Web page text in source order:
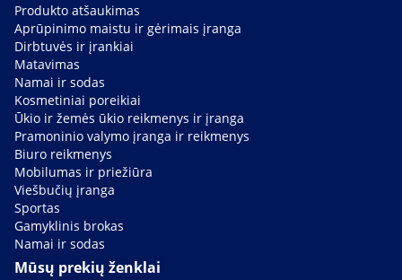
Produkto atšaukimas
Aprūpinimo maistu ir gėrimais įranga
Dirbtuvės ir įrankiai
Matavimas
Namai ir sodas
Kosmetiniai poreikiai
Ūkio ir žemės ūkio reikmenys ir įranga
Pramoninio valymo įranga ir reikmenys
Biuro reikmenys
Mobilumas ir priežiūra
Viešbučių įranga
Sportas
Gamyklinis brokas
Namai ir sodas
Mūsų prekių ženklai